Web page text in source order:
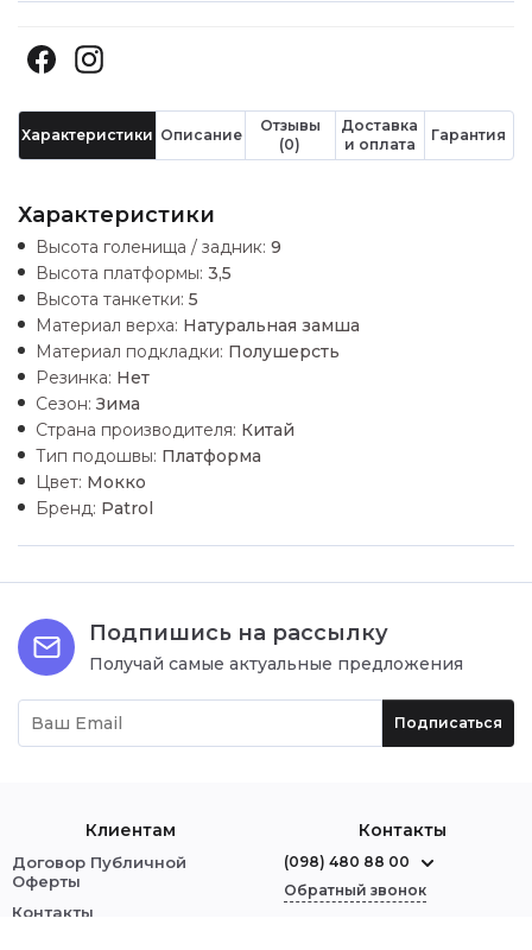
Характеристики Описание
Отзывы
(0)
Доставка
и оплата
Гарантия
Характеристики
Высота голенища / задник: 9
Высота платформы: 3,5
Высота танкетки: 5
Материал верха: Натуральная замша
Материал подкладки: Полушерсть
Резинка: Нет
Сезон: Зима
Страна производителя: Китай
Тип подошвы: Платформа
Цвет: Мокко
Бренд: Patrol
Подпишись на рассылку
Получай самые актуальные предложения
Подписаться
Клиентам
Договор Публичной
Оферты
Контакты
Контакты
(098) 480 88 00
Обратный звонок